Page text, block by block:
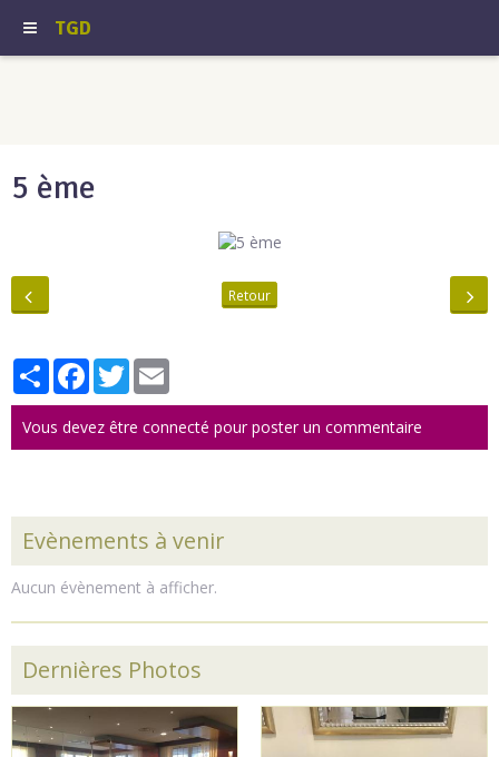
TGD
5 ème
Retour
PartagerFacebook
Twitter
Vous devez être connecté pour poster un commentaire
Evènements à venir
Aucun évènement à afficher.
Dernières Photos